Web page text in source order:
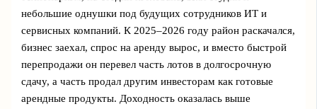
небольшие однушки под будущих сотрудников ИТ и
сервисных компаний. К 2025–2026 году район раскачался,
бизнес заехал, спрос на аренду вырос, и вместо быстрой
перепродажи он перевел часть лотов в долгосрочную
сдачу, а часть продал другим инвесторам как готовые
арендные продукты. Доходность оказалась выше